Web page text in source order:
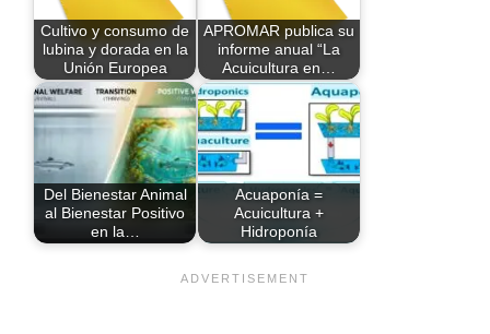
Cultivo y consumo de
lubina y dorada en la
Unión Europea
APROMAR publica su
informe anual “La
Acuicultura en…
Del Bienestar Animal
al Bienestar Positivo
en la…
Acuaponía =
Acuicultura +
Hidroponía